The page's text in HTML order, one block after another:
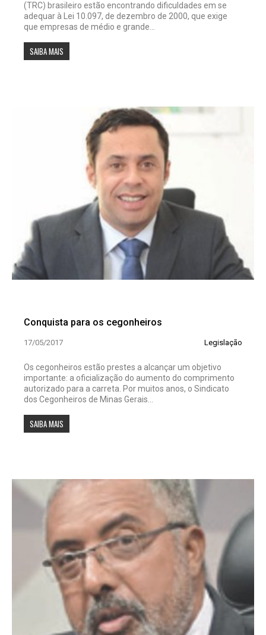
(TRC) brasileiro estão encontrando dificuldades em se
adequar à Lei 10.097, de dezembro de 2000, que exige
que empresas de médio e grande...
SAIBA MAIS
Conquista para os cegonheiros
17/05/2017 Legislação
Os cegonheiros estão prestes a alcançar um objetivo
importante: a oficialização do aumento do comprimento
autorizado para a carreta. Por muitos anos, o Sindicato
dos Cegonheiros de Minas Gerais...
SAIBA MAIS